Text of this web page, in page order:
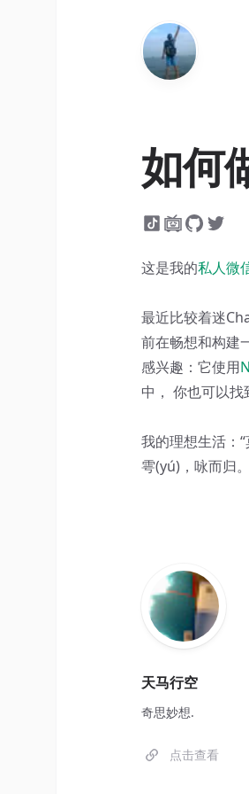
如何
这是我的私人微
最近比较着迷
前在畅想和构建
感兴趣：它使用
中， 你也可以找
我的理想生活：
雩(yú)，咏而归
天马行空
奇思妙想.
点击查看